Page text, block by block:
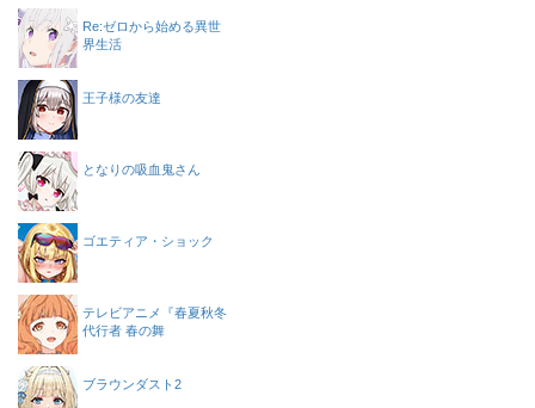
Re:ゼロから始める異世
界生活
王子様の友達
となりの吸血鬼さん
ゴエティア・ショック
テレビアニメ『春夏秋冬
代行者 春の舞
ブラウンダスト2